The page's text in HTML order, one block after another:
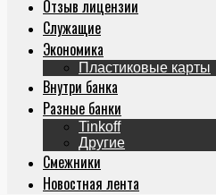
Отзыв лицензии
Служащие
Экономика
Пластиковые карты
Внутри банка
Разные банки
Tinkoff
Другие
Смежники
Новостная лента